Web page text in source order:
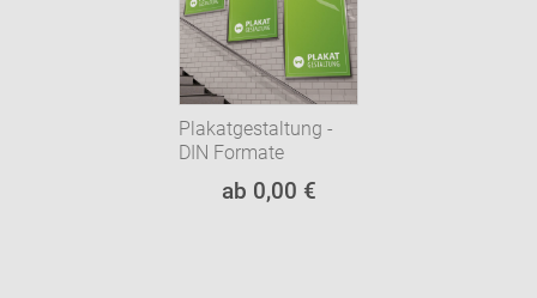
Plakatgestaltung -
DIN Formate
ab 0,00 €